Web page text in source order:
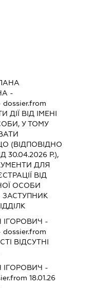
-
dossier.from
ДІЇ ВІД ІМЕНІ
У ТОМУ
(ВІДПОВІДНО
30.04.2026 Р.),
ДЛЯ
ВІД
ОСОБИ
ЗАСТУПНИК
-
dossier.from
ВІДСУТНІ
-
18.01.26